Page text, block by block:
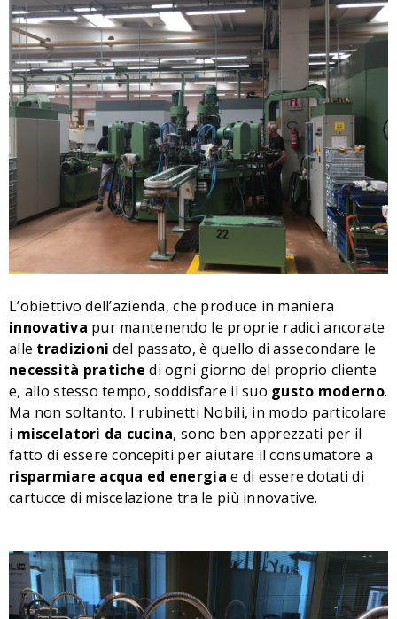
L’obiettivo dell’azienda, che produce in maniera
innovativa pur mantenendo le proprie radici ancorate
alle tradizioni del passato, è quello di assecondare le
necessità pratiche di ogni giorno del proprio cliente
e, allo stesso tempo, soddisfare il suo gusto moderno.
Ma non soltanto. I rubinetti Nobili, in modo particolare
i miscelatori da cucina, sono ben apprezzati per il
fatto di essere concepiti per aiutare il consumatore a
risparmiare acqua ed energia e di essere dotati di
cartucce di miscelazione tra le più innovative.